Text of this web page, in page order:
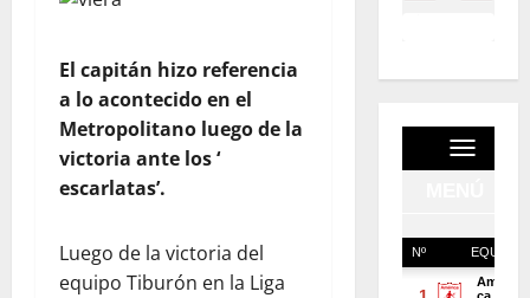
El capitán hizo referencia
a lo acontecido en el
Metropolitano luego de la
victoria ante los ‘
escarlatas’.
Luego de la victoria del
equipo Tiburón en la Liga